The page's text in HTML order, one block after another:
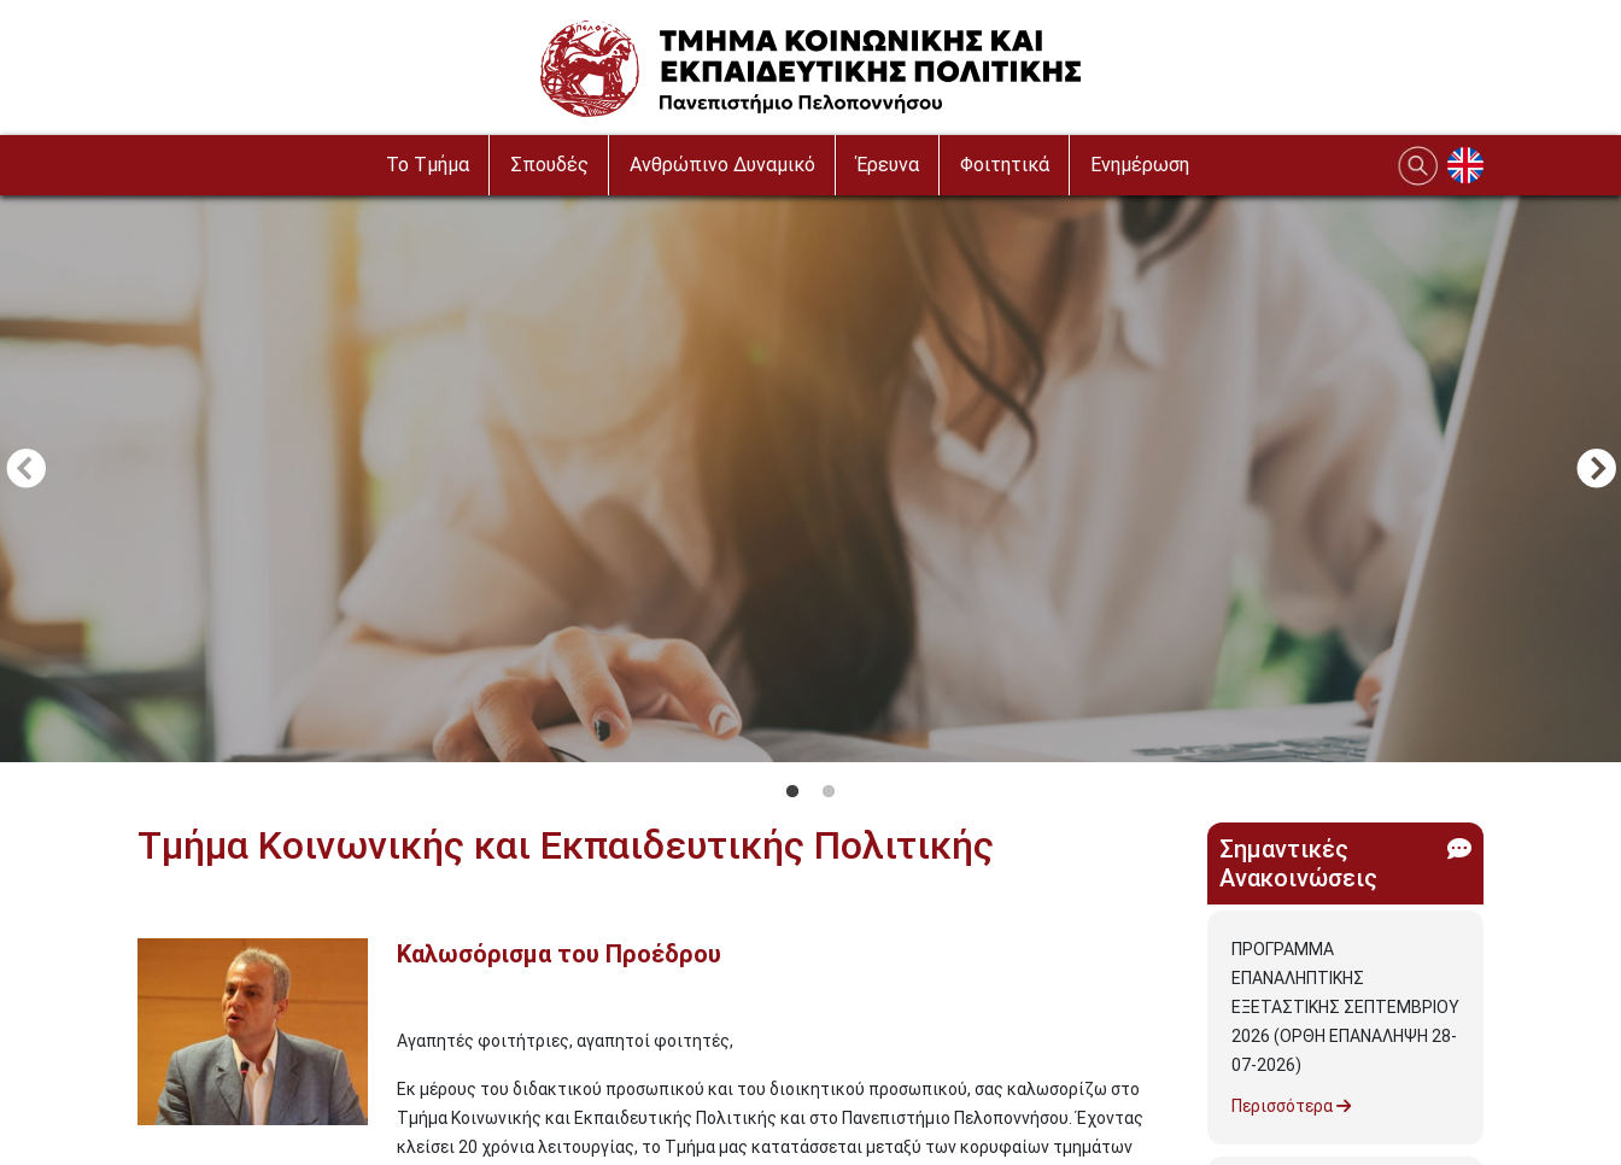
Image
To Τμήμα Σπουδές Ανθρώπινο Δυναμικό Έρευνα Φοιτητικά Ενημέρωση
Τμήμα Κοινωνικής και Εκπαιδευτικής Πολιτικής
Καλωσόρισμα του Προέδρου
Αγαπητές φοιτήτριες, αγαπητοί φοιτητές,
Εκ μέρους του διδακτικού προσωπικού και του διοικητικού προσωπικού, σας καλωσορίζω στο
Τμήμα Κοινωνικής και Εκπαιδευτικής Πολιτικής και στο Πανεπιστήμιο Πελοποννήσου. Έχοντας
κλείσει 20 χρόνια λειτουργίας, το Τμήμα μας κατατάσσεται μεταξύ των κορυφαίων τμημάτων
Σημαντικές
Ανακοινώσεις
ΠΡΟΓΡΑΜΜΑ
ΕΠΑΝΑΛΗΠΤΙΚΗΣ
ΕΞΕΤΑΣΤΙΚΗΣ ΣΕΠΤΕΜΒΡΙΟΥ
2026 (ΟΡΘΗ ΕΠΑΝΑΛΗΨΗ 28-
07-2026)
Περισσότερα